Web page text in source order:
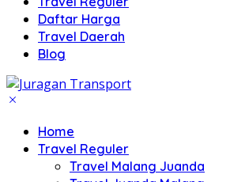
Daftar Harga
Travel Daerah
Blog
Home
Travel Reguler
Travel Malang Juanda